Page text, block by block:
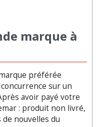
marque à
préférée
sur un
avoir payé votre
: produit non livré,
nouvelles du